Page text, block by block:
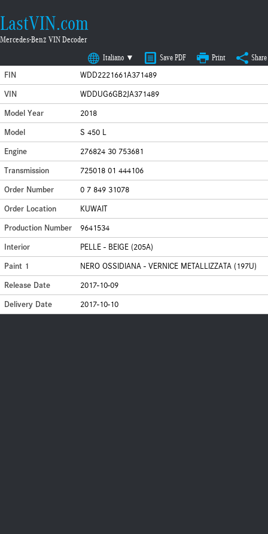
LastVIN.com
Mercedes-Benz VIN Decoder
Italiano ▼ Save PDF Print Share
FIN
WDD2221661A371489
VIN
WDDUG6GB2JA371489
Model Year
2018
Model
S 450 L
Engine
276824 30 753681
Transmission
725018 01 444106
Order Number
0 7 849 31078
Order Location
KUWAIT
Production Number
9641534
Interior
PELLE - BEIGE (205A)
Paint 1
NERO OSSIDIANA - VERNICE METALLIZZATA (197U)
Release Date
2017-10-09
Delivery Date
2017-10-10